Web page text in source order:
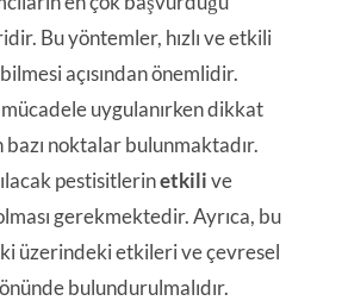
Bu yöntemler, hızlı ve etkili
açısından önemlidir.
uygulanırken dikkat
noktalar bulunmaktadır.
pestisitlerinetkilive
gerekmektedir. Ayrıca, bu
üzerindeki etkileri ve çevresel
bulundurulmalıdır.